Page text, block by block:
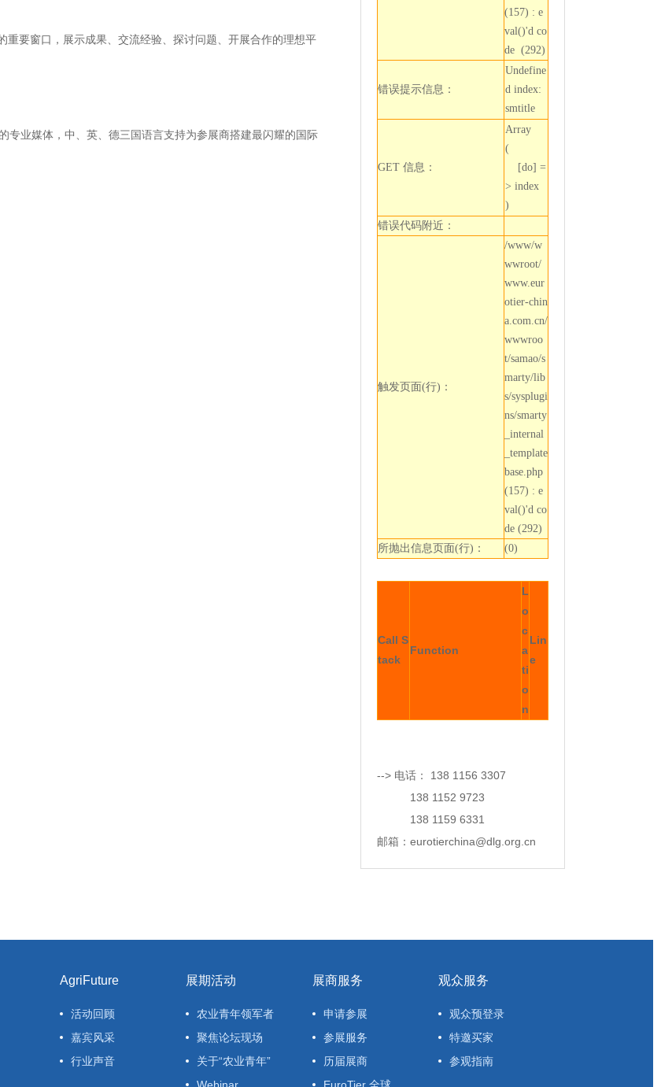
要窗口，展示成果、交流经验、探讨问题、开展合作的理想平
业媒体，中、英、德三国语言支持为参展商搭建最闪耀的国际
(157) : e
val()'d co
de (292)
错误提示信息：
Undefine
d index:
smtitle
GET 信息：
Array
(
> index
错误代码附近：
触发页面(行)：
/www/w
wwroot/
www.eur
otier-chin
a.com.cn/
wwwroo
t/samao/s
marty/lib
s/sysplugi
ns/smarty
_internal
_template
base.php
(157) : e
val()'d co
de (292)
所抛出信息页面(行)：
(0)
Call S
tack
Function
L
o
c
a
ti
o
n
Lin
e
--> 电话： 138 1156 3307
138 1152 9723
138 1159 6331
邮箱：eurotierchina@dlg.org.cn
AgriFuture
活动回顾
嘉宾风采
行业声音
展期活动
农业青年领军者
聚焦论坛现场
关于“农业青年”
展商服务
申请参展
参展服务
历届展商
观众服务
观众预登录
特邀买家
参观指南